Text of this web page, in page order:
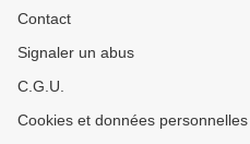
Contact
Signaler un abus
C.G.U.
Cookies et données personnelles